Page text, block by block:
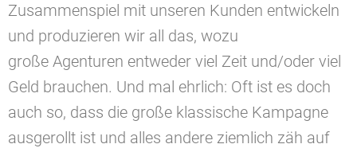
Zusammenspiel mit unseren Kunden entwickeln
und produzieren wir all das, wozu
große Agenturen entweder viel Zeit und/oder viel
Geld brauchen. Und mal ehrlich: Oft ist es doch
auch so, dass die große klassische Kampagne
ausgerollt ist und alles andere ziemlich zäh auf